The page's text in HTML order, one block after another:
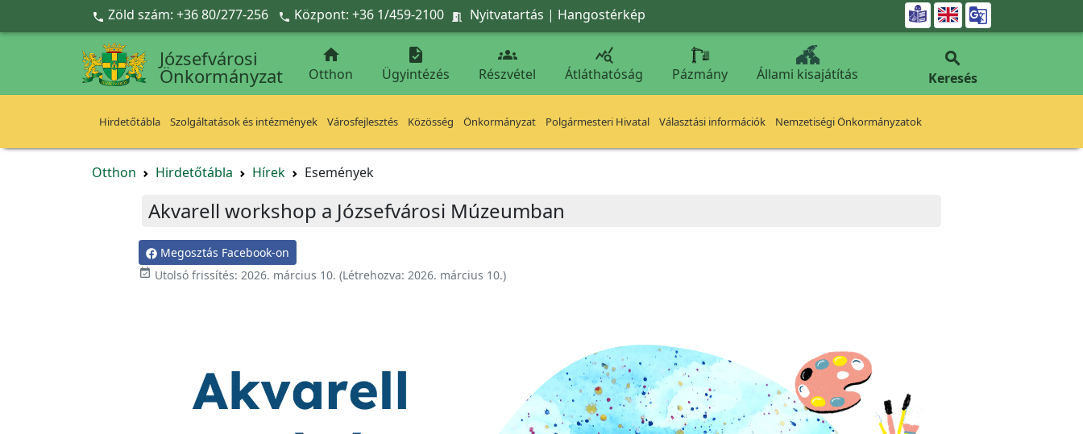
Ugrás a fő tartalomra
 Zöld szám: +36 80/277-256  Központ: +36 1/459-2100  Nyitvatartás | Hangostérkép 
Józsefvárosi
Önkormányzat

Otthon

Ügyintézés

Részvétel

Átláthatóság Pázmány Állami kisajátítás

Keresés
Hirdetőtábla Szolgáltatások és intézmények Városfejlesztés Közösség Önkormányzat Polgármesteri Hivatal Választási információk Nemzetiségi Önkormányzatok
Otthon Hirdetőtábla Hírek Események
Akvarell workshop a Józsefvárosi Múzeumban
Megosztás Facebook-on
 Utolsó frissítés: 2026. március 10. (Létrehozva: 2026. március 10.)